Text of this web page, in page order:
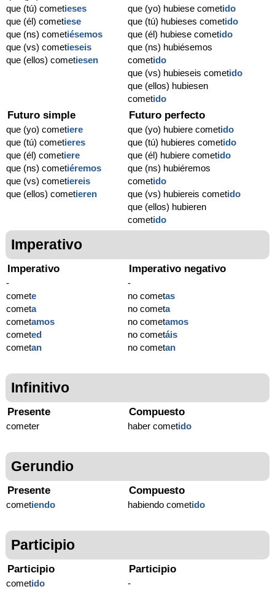
que (tú) cometieses
que (él) cometiese
que (ns) cometiésemos
que (vs) cometieseis
que (ellos) cometiesen
que (yo) hubiese cometido
que (tú) hubieses cometido
que (él) hubiese cometido
que (ns) hubiésemos
cometido
que (vs) hubieseis cometido
que (ellos) hubiesen
cometido
Futuro simple
que (yo) cometiere
que (tú) cometieres
que (él) cometiere
que (ns) cometiéremos
que (vs) cometiereis
que (ellos) cometieren
Futuro perfecto
que (yo) hubiere cometido
que (tú) hubieres cometido
que (él) hubiere cometido
que (ns) hubiéremos
cometido
que (vs) hubiereis cometido
que (ellos) hubieren
cometido
Imperativo
Imperativo
-
comete
cometa
cometamos
cometed
cometan
Imperativo negativo
-
no cometas
no cometa
no cometamos
no cometáis
no cometan
Infinitivo
Presente
cometer
Compuesto
haber cometido
Gerundio
Presente
cometiendo
Compuesto
habiendo cometido
Participio
Participio
cometido
Participio
-